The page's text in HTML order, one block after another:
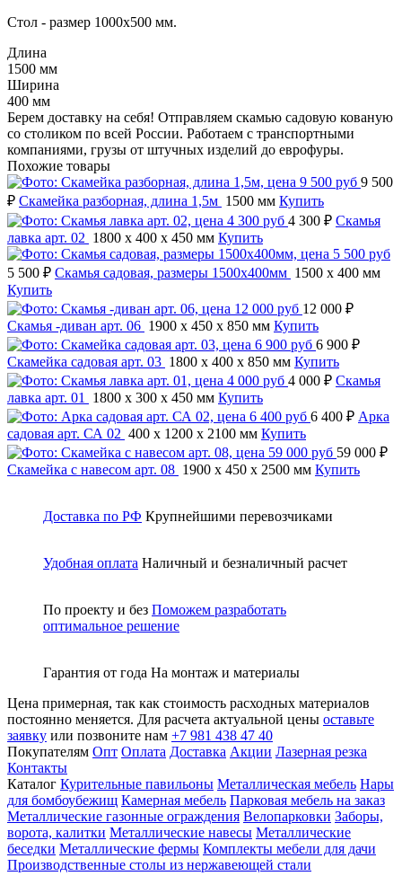
Стол - размер 1000х500 мм.
Длина
1500 мм
Ширина
400 мм
Берем доставку на себя! Отправляем скамью садовую кованую
со столиком по всей России. Работаем с транспортными
компаниями, грузы от штучных изделий до еврофуры.
Похожие товары
9 500
₽ Скамейка разборная, длина 1,5м 1500 мм Купить
4 300 ₽ Скамья
лавка арт. 02 1800 x 400 x 450 мм Купить
5 500 ₽ Скамья садовая, размеры 1500х400мм 1500 x 400 мм
Купить
12 000 ₽
Скамья -диван арт. 06 1900 x 450 x 850 мм Купить
6 900 ₽
Скамейка садовая арт. 03 1800 x 400 x 850 мм Купить
4 000 ₽ Скамья
лавка арт. 01
1800 x 300 x 450 мм Купить
6 400 ₽ Арка
садовая арт. СА 02 400 x 1200 x 2100 мм Купить
59 000 ₽
Скамейка с навесом арт. 08 1900 x 450 x 2500 мм Купить
Доставка по РФ Крупнейшими перевозчиками
Удобная оплата Наличный и безналичный расчет
По проекту и без Поможем разработать
оптимальное решение
Гарантия от года На монтаж и материалы
Цена примерная, так как стоимость расходных материалов
постоянно меняется. Для расчета актуальной цены оставьте
заявку или позвоните нам +7 981 438 47 40
Покупателям Опт Оплата Доставка Акции Лазерная резка
Контакты
Каталог Курительные павильоны Металлическая мебель Нары
для бомбоубежищ Камерная мебель Парковая мебель на заказ
Металлические газонные ограждения Велопарковки Заборы,
ворота, калитки Металлические навесы Металлические
беседки Металлические фермы Комплекты мебели для дачи
Производственные столы из нержавеющей стали